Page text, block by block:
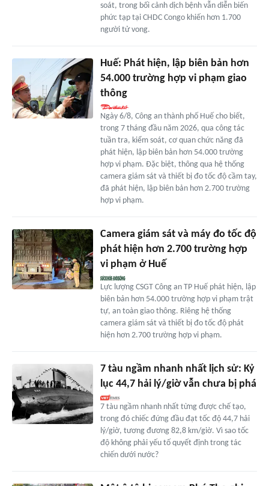
soát, trong bối cảnh dịch bệnh vẫn diễn biến
phức tạp tại CHDC Congo khiến hơn 1.700
người tử vong.
Huế: Phát hiện, lập biên bản hơn
54.000 trường hợp vi phạm giao
thông
Ngày 6/8, Công an thành phố Huế cho biết,
trong 7 tháng đầu năm 2026, qua công tác
tuần tra, kiểm soát, cơ quan chức năng đã
phát hiện, lập biên bản hơn 54.000 trường
hợp vi phạm. Đặc biệt, thông qua hệ thống
camera giám sát và thiết bị đo tốc độ cầm tay,
đã phát hiện, lập biên bản hơn 2.700 trường
hợp vi phạm.
Camera giám sát và máy đo tốc độ
phát hiện hơn 2.700 trường hợp
vi phạm ở Huế
Lực lượng CSGT Công an TP Huế phát hiện, lập
biên bản hơn 54.000 trường hợp vi phạm trật
tự, an toàn giao thông. Riêng hệ thống
camera giám sát và thiết bị đo tốc độ phát
hiện hơn 2.700 trường hợp vi phạm.
7 tàu ngầm nhanh nhất lịch sử: Kỷ
lục 44,7 hải lý/giờ vẫn chưa bị phá
7 tàu ngầm nhanh nhất từng được chế tạo,
trong đó chiếc đứng đầu đạt tốc độ 44,7 hải
lý/giờ, tương đương 82,8 km/giờ. Vì sao tốc
độ không phải yếu tố quyết định trong tác
chiến dưới nước?